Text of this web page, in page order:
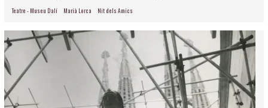
Teatre - Museu Dalí Marià Lorca Nit dels Amics